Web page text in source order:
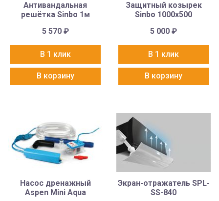
Антивандальная
решётка Sinbo 1м
5 570 ₽
В 1 клик
В корзину
Защитный козырек
Sinbo 1000х500
5 000₽
В 1 клик
В корзину
Насос дренажный
Aspen Mini Aqua
Экран-отражатель SPL-
SS-840